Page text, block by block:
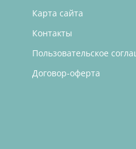
Карта сайта
Контакты
Пользовательское
Договор-оферта